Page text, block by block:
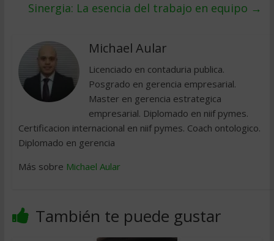
Sinergia: La esencia del trabajo en equipo →
Michael Aular
Licenciado en contaduria publica.
Posgrado en gerencia empresarial.
Master en gerencia estrategica
empresarial. Diplomado en niif pymes.
Certificacion internacional en niif pymes. Coach ontologico.
Diplomado en gerencia
Más sobre Michael Aular
También te puede gustar